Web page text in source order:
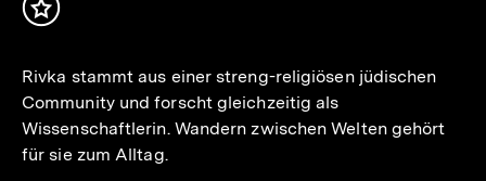
Inhalt
Rivka stammt aus einer streng-religiösen jüdischen
Community und forscht gleichzeitig als
Wissenschaftlerin. Wandern zwischen Welten gehört
für sie zum Alltag.